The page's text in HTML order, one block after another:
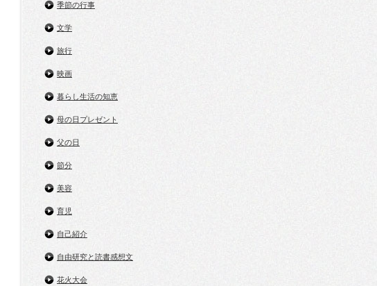
季節の行事
文学
旅行
映画
暮らし生活の知恵
母の日プレゼント
父の日
節分
美容
育児
自己紹介
自由研究と読書感想文
花火大会